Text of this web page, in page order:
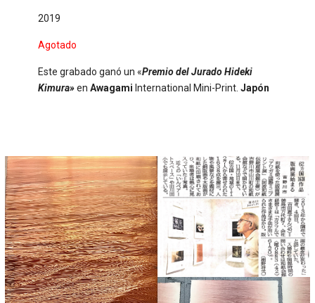
2019
Agotado
Este grabado ganó un «Premio del Jurado Hideki
Kimura»en Awagami International Mini-Print. Japón